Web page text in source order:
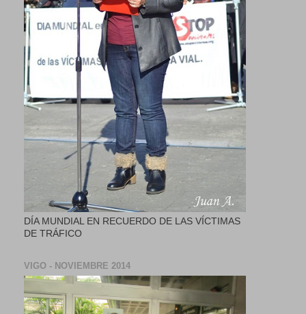
DÍA MUNDIAL EN RECUERDO DE LAS VÍCTIMAS
DE TRÁFICO
VIGO - NOVIEMBRE 2014